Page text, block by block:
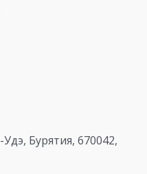
Бурятия, 670042,